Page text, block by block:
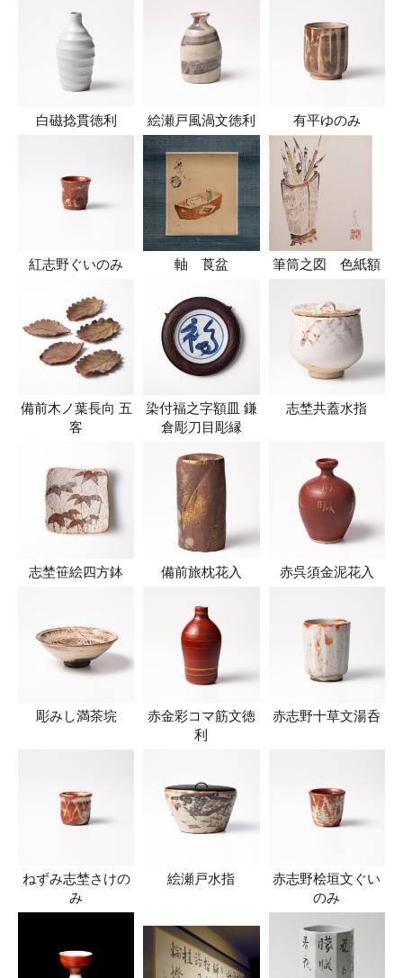
白磁捻貫徳利 絵瀬戸風渦文徳利 有平ゆのみ
紅志野ぐいのみ 軸 莨盆 筆筒之図 色紙額
備前木ノ葉長向 五
客
染付福之字額皿 鎌
倉彫刀目彫縁
志埜共蓋水指
志埜笹絵四方鉢 備前旅枕花入 赤呉須金泥花入
彫みし満茶垸
赤金彩コマ筋文徳
利
赤志野十草文湯呑
ねずみ志埜さけの
み
絵瀬戸水指
赤志野桧垣文ぐい
のみ